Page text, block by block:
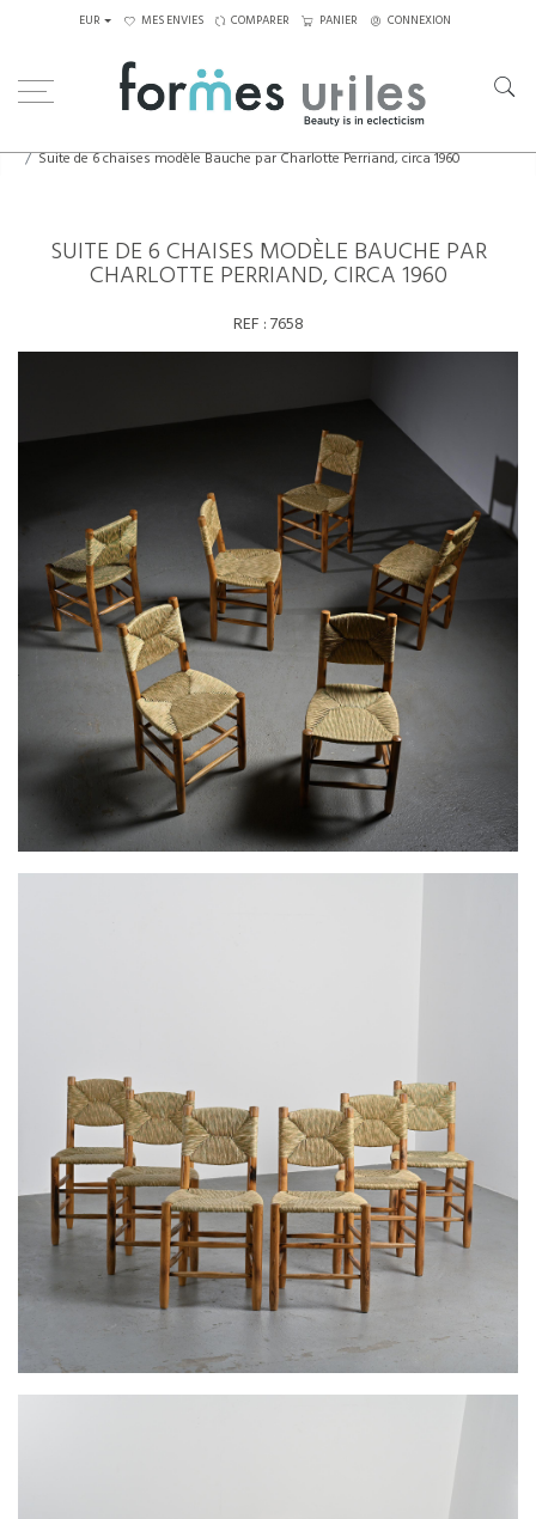
EUR MES ENVIES COMPARER PANIER CONNEXION
Suite de 6 chaises modèle Bauche par Charlotte Perriand, circa 1960
SUITE DE 6 CHAISES MODÈLE BAUCHE PAR
CHARLOTTE PERRIAND, CIRCA 1960
REF :7658